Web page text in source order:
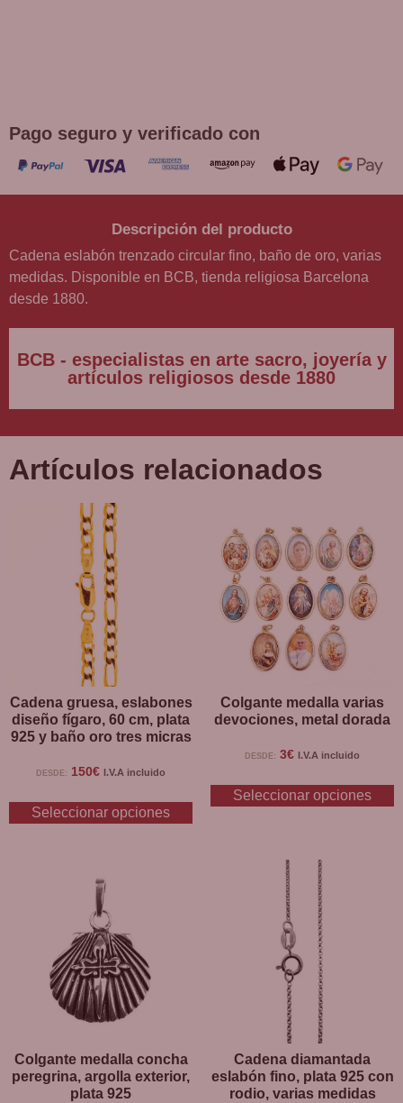
Pago seguro y verificado con
Descripción del producto
Cadena eslabón trenzado circular fino, baño de oro, varias
medidas. Disponible en BCB, tienda religiosa Barcelona
desde 1880.
BCB - especialistas en arte sacro, joyería y
artículos religiosos desde 1880
Artículos relacionados
Cadena gruesa, eslabones
diseño fígaro, 60 cm, plata
925 y baño oro tres micras
DESDE: 150€ I.V.A incluido
Seleccionar opciones
Colgante medalla varias
devociones, metal dorada
DESDE: 3€ I.V.A incluido
Seleccionar opciones
Colgante medalla concha
peregrina, argolla exterior,
plata 925
Cadena diamantada
eslabón fino, plata 925 con
rodio, varias medidas